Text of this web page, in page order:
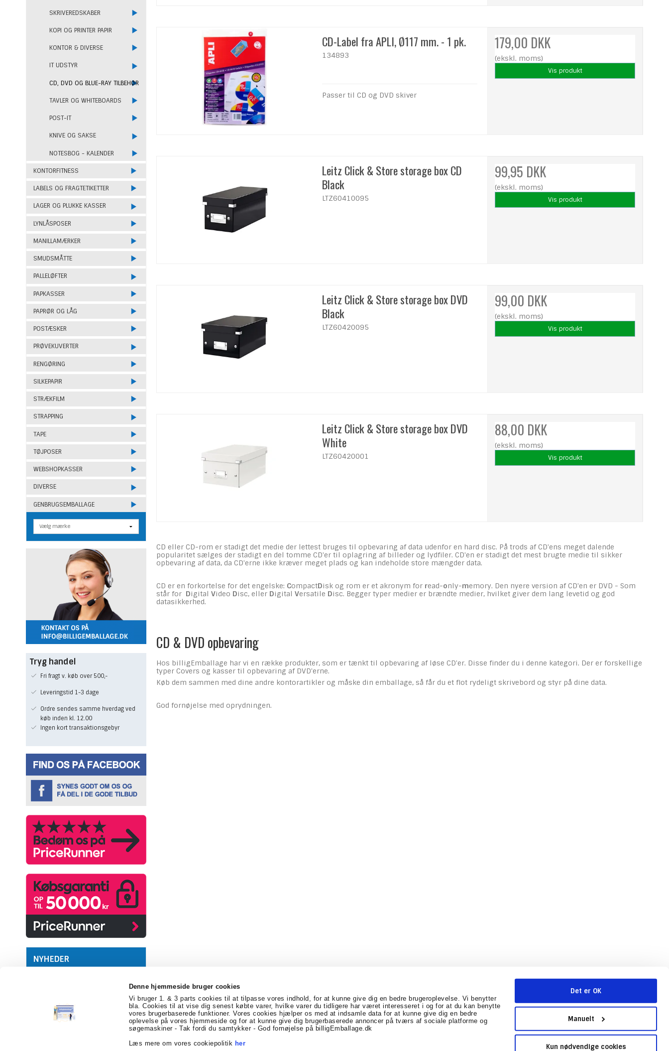
Denne hjemmeside bruger cookies
Vi bruger 1. & 3 parts cookies til at tilpasse vores indhold, for at kunne give dig en bedre brugeroplevelse. Vi benytter
bla. Cookies til at vise dig senest købte varer, hvilke varer du tidligere har været interesseret i og for at du kan benytte
vores brugerbaserede funktioner. Vores cookies hjælper os med at indsamle data for at kunne give dig en bedre
oplevelse på vores hjemmeside og for at kunne give dig brugerbaserede annoncer på tværs af sociale platforme og
søgemaskiner - Tak fordi du samtykker - God fornøjelse på billigEmballage.dk
Læs mere om vores cookiepolitik her
Det er OK
Manuelt
Kun nødvendige cookies
SKRIVEREDSKABER
KOPI OG PRINTER PAPIR
KONTOR & DIVERSE
IT UDSTYR
CD, DVD OG BLUE-RAY TILBEHØR
TAVLER OG WHITEBOARDS
POST-IT
KNIVE OG SAKSE
NOTESBOG - KALENDER
KONTORFITNESS
LABELS OG FRAGTETIKETTER
LAGER OG PLUKKE KASSER
LYNLÅSPOSER
MANILLAMÆRKER
SMUDSMÅTTE
PALLELØFTER
PAPKASSER
PAPRØR OG LÅG
POSTÆSKER
PRØVEKUVERTER
RENGØRING
SILKEPAPIR
STRÆKFILM
STRAPPING
TAPE
TØJPOSER
WEBSHOPKASSER
DIVERSE
GENBRUGSEMBALLAGE
Tryg handel
Fri fragt v. køb over 500,-
Leveringstid 1-3 dage
Ordre sendes samme hverdag ved
køb inden kl. 12.00
Ingen kort transaktionsgebyr
NYHEDER
CD-Label fra APLI, Ø117 mm. - 1 pk.
134893
Passer til CD og DVD skiver
179,00 DKK
(ekskl. moms)
Vis produkt
Leitz Click & Store storage box CD
Black
LTZ60410095
99,95 DKK
(ekskl. moms)
Vis produkt
Leitz Click & Store storage box DVD
Black
LTZ60420095
99,00 DKK
(ekskl. moms)
Vis produkt
Leitz Click & Store storage box DVD
White
LTZ60420001
88,00 DKK
(ekskl. moms)
Vis produkt
CD eller CD-rom er stadigt det medie der lettest bruges til opbevaring af data udenfor en hard disc. På trods af CD'ens meget dalende
popularitet sælges der stadigt en del tomme CD'er til oplagring af billeder og lydfiler. CD'en er stadigt det mest brugte medie til sikker
opbevaring af data, da CD'erne ikke kræver meget plads og kan indeholde store mængder data.
CD er en forkortelse for det engelske: CompactDisk og rom er et akronym for read-only-memory. Den nyere version af CD'en er DVD - Som
står for DigitalVideo Disc, eller DigitalVersatile Disc. Begger typer medier er brændte medier, hvilket giver dem lang levetid og god
datasikkerhed.
CD & DVD opbevaring
Hos billigEmballage har vi en række produkter, som er tænkt til opbevaring af løse CD'er. Disse finder du i denne kategori. Der er forskellige
typer Covers og kasser til opbevaring af DVD'erne.
Køb dem sammen med dine andre kontorartikler og måske din emballage, så får du et flot rydeligt skrivebord og styr på dine data.
God fornøjelse med oprydningen.
billigEmballage.dk Farvergården 2 6541 Bevtoft Denmark Telefonnr.: 69170005 E-mail : info@billigEmballage.dk 31602041
Sitemap
Facebook
Linkedin
Tilmeld dig
nyhedsbrevet